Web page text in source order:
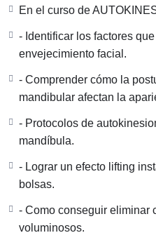
El automasaje utiliza
– Aliviar la tensión muscular.
– Mejorar la circulación.
– Mejorar retorno venoso y
– ⁠Armonia en el rostro
Al masajear tu rostro y
y tensión en las fascias,
absorción de tus
estimula la circulación
En el curso de
- Identificar los factores
envejecimiento facial.
- Comprender cómo la
mandibular afectan la
- Protocolos de
mandíbula.
- Lograr un efecto lifting
bolsas.
- ⁠Como conseguir eliminar
voluminosos.